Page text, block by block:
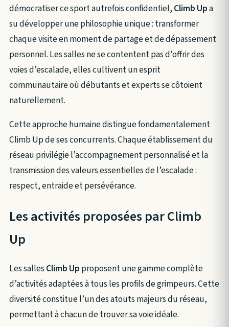
démocratiser ce sport autrefois confidentiel,Climb Upa
su développer une philosophie unique : transformer
chaque visite en moment de partage et de dépassement
personnel. Les salles ne se contentent pas d’offrir des
voies d’escalade, elles cultivent un esprit
communautaire où débutants et experts se côtoient
naturellement.
Cette approche humaine distingue fondamentalement
Climb Up de ses concurrents. Chaque établissement du
réseau privilégie l’accompagnement personnalisé et la
transmission des valeurs essentielles de l’escalade :
respect, entraide et persévérance.
Les activités proposées par Climb
Up
Les sallesClimb Up proposent une gamme complète
d’activités adaptées à tous les profils de grimpeurs. Cette
diversité constitue l’un des atouts majeurs du réseau,
permettant à chacun de trouver sa voie idéale.